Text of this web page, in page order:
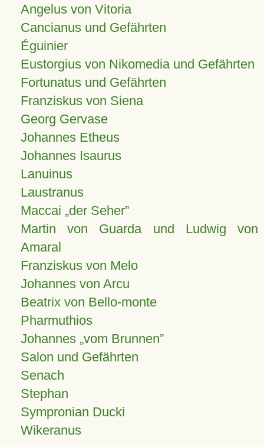
Angelus von Vitoria
Cancianus und Gefährten
Éguinier
Eustorgius von Nikomedia und Gefährten
Fortunatus und Gefährten
Franziskus von Siena
Georg Gervase
Johannes Etheus
Johannes Isaurus
Lanuinus
Laustranus
Maccai „der Seher”
Martin von Guarda und Ludwig von
Amaral
Franziskus von Melo
Johannes von Arcu
Beatrix von Bello-monte
Pharmuthios
Johannes vom Brunnen
Salon und Gefährten
Senach
Stephan
Sympronian Ducki
Wikeranus